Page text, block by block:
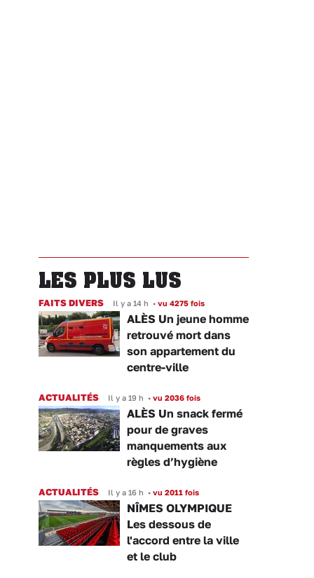
LES PLUS LUS
FAITS DIVERS Il y a 14 h • vu 4275 fois
ALÈS Un jeune homme
retrouvé mort dans
son appartement du
centre-ville
ACTUALITÉS Il y a 19 h • vu 2036 fois
ALÈS Un snack fermé
pour de graves
manquements aux
règles d’hygiène
ACTUALITÉS Il y a 16 h • vu 2011 fois
NÎMES OLYMPIQUE
Les dessous de
l'accord entre la ville
et le club